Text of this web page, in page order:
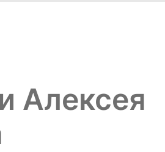
Алексея